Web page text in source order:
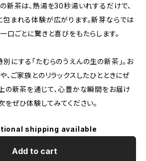
新茶は、熱湯を30秒湯いれするだけで、
まれる体験が広がります。新芽ならでは
口ごとに驚きと喜びをもたらします。
にする「たむらのうえんの生の新茶」。お
、ご家族とのリラックスしたひとときにぜ
の新茶を通じて、心豊かな瞬間をお届け
をぜひ体験してみてください。
shipping available
Add to cart